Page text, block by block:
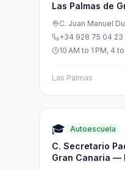
Las Palmas de
C. Juan Manuel
35010 Las
+34 928 75 04 23
10 AM to 1 PM, 4
Las Palmas
🎓 Autoescuela
C. Secretario
Gran Canaria —